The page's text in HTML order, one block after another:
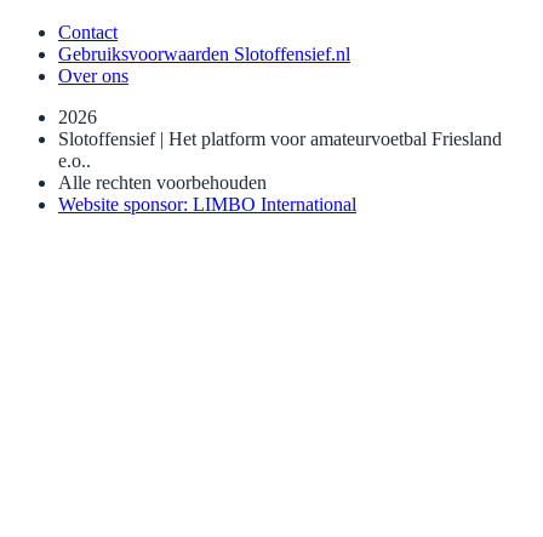
Contact
Gebruiksvoorwaarden Slotoffensief.nl
Over ons
2026
Slotoffensief | Het platform voor amateurvoetbal Friesland
e.o..
Alle rechten voorbehouden
Website sponsor: LIMBO International